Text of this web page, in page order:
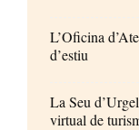
L’Oficina
d’estiu
La Seu
virtual de